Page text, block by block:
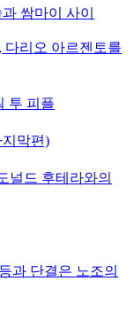
쌈마이 사이
다리오 아르젠토를
투 피플
막편)
널드 후테라와의
과 단결은 노조의